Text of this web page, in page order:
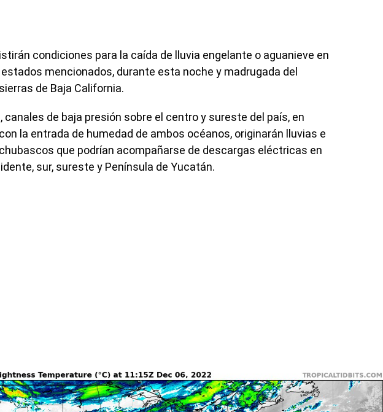
condiciones para la caída de lluvia engelante o aguanieve en
mencionados, durante esta noche y madrugada del
de Baja California.
canales de baja presión sobre el centro y sureste del país, en
la entrada de humedad de ambos océanos, originarán lluvias e
que podrían acompañarse de descargas eléctricas en
sur, sureste y Península de Yucatán.